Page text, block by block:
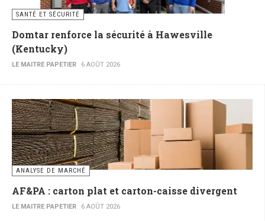
SANTÉ ET SÉCURITÉ
Domtar renforce la sécurité à Hawesville
(Kentucky)
LE MAITRE PAPETIER 6 AOÛT 2026
ANALYSE DE MARCHÉ
AF&PA : carton plat et carton-caisse divergent
LE MAITRE PAPETIER 6 AOÛT 2026